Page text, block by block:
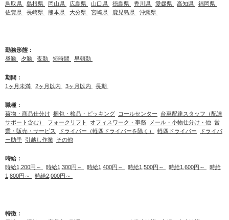
鳥取県
島根県 岡山県 広島県 山口県 徳島県 香川県 愛媛県 高知県
福岡県
佐賀県
長崎県 熊本県 大分県 宮崎県 鹿児島県 沖縄県
勤務形態：
昼勤
夕勤 夜勤 短時間 早朝勤
期間：
1ヶ月未満
2ヶ月以内 3ヶ月以内 長期
職種：
荷物・商品仕分け 梱包・検品・ピッキング コールセンター
台車配達スタッフ（配達
サポート含む）
フォークリフト オフィスワーク・事務 メール・小物仕分け・他 営
業・販売・サービス
ドライバー（軽四ドライバーを除く） 軽四ドライバー
ドライバ
ー助手 引越し作業 その他
時給：
時給1,200円～
時給1,300円～ 時給1,400円～ 時給1,500円～ 時給1,600円～
時給
1,800円～
時給2,000円～
特徴：